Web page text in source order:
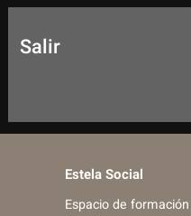
Salir
Estela Social
Espacio de